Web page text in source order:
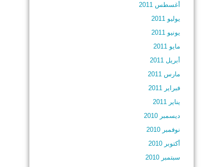
أغسطس 2011
يوليو 2011
يونيو 2011
مايو 2011
أبريل 2011
مارس 2011
فبراير 2011
يناير 2011
ديسمبر 2010
نوفمبر 2010
أكتوبر 2010
سبتمبر 2010